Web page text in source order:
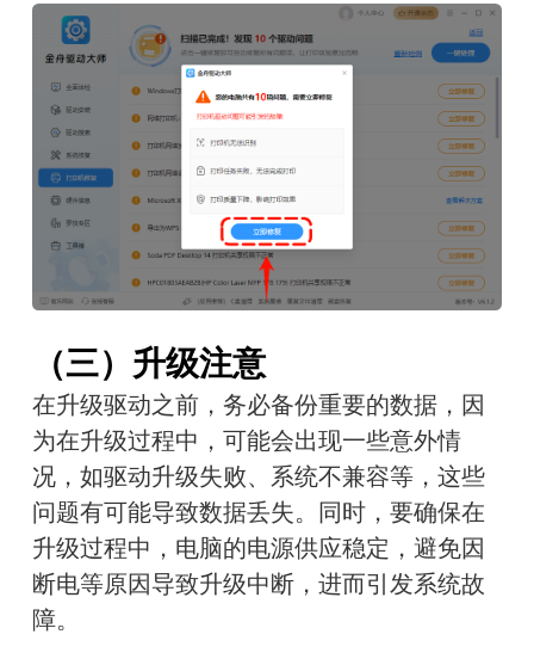
（三）升级注意
在升级驱动之前，务必备份重要的数据，因
为在升级过程中，可能会出现一些意外情
况，如驱动升级失败、系统不兼容等，这些
问题有可能导致数据丢失。同时，要确保在
升级过程中，电脑的电源供应稳定，避免因
断电等原因导致升级中断，进而引发系统故
障。